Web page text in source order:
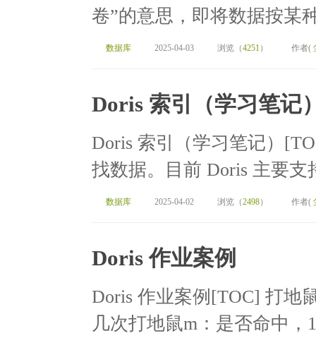
卷”的意思，即将数据按某
数据库 2025-04-03 浏览（4251） 作者(
Doris 索引（学习笔记
Doris 索引（学习笔记）
找数据。目前 Doris 主要
数据库 2025-04-02 浏览（2498） 作者(
Doris 作业案例
Doris 作业案例[TOC] 打地
几次打地鼠m：是否命中